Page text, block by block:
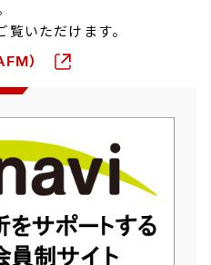
いただけます。
）